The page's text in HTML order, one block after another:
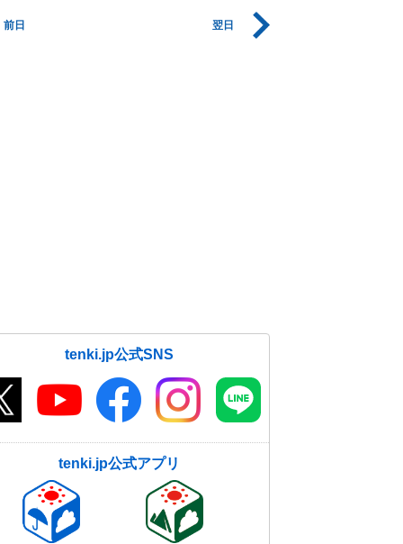
前日 翌日
tenki.jp公式SNS
tenki.jp公式アプリ